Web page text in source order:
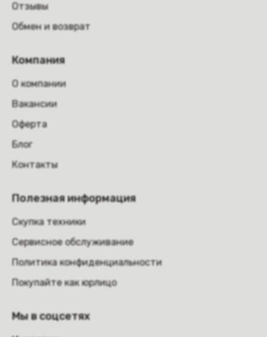
Отзывы
Обмен и возврат
Компания
О компании
Вакансии
Оферта
Блог
Контакты
Полезная информация
Скупка техники
Сервисное обслуживание
Политика конфиденциальности
Покупайте как юрлицо
Мы в соцсетях